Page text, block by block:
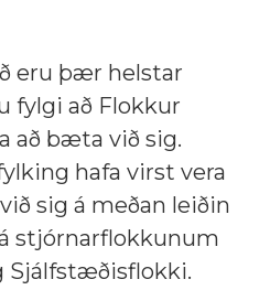
eru þær helstar
fylgi að Flokkur
að bæta við sig.
hafa virst vera
sig á meðan leiðin
stjórnarflokkunum